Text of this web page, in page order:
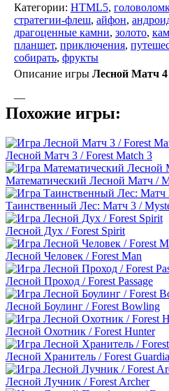
Категории: HTML5,
стратегии-флеш, айфон,
драгоценные камни, золото,
планшет, приключения,
собирать, фрукты
Описание игры Лесной Матч 4
—
Похожие игры:
Лесной Матч 3 / Forest Match 3
Математический Лесной Матч /
Таинственный Лес: Матч 3 /
Лесной Дух / Forest Spirit
Лесной Человек / Forest Man
Лесной Проход / Forest Passage
Лесной Боулинг / Forest Bowling
Лесной Охотник / Forest Hunter
Лесной Хранитель / Forest
Лесной Лучник / Forest Archer